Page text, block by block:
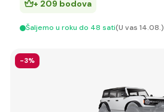
+ 209 bodova
Šaljemo u roku do 48 sati(U vas 14.08.)
-3%